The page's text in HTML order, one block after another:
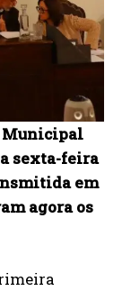
Municipal
sexta-feira
em
agora os